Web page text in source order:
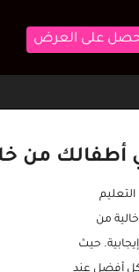
من
إيجابية. حيث
على العرض